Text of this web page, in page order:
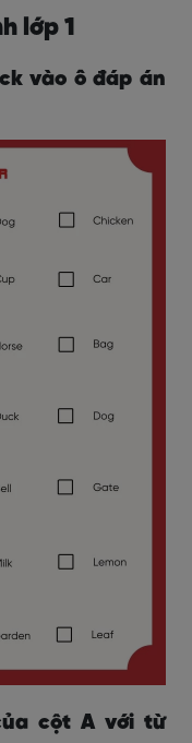
lớp 1
vào ô đáp án
cột A với từ